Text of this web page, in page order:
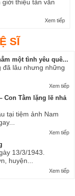
thiệu tản văn
Xem tiếp
SĨ
một tình yêu quê...
đã lâu nhưng những
Xem tiếp
Con Tằm lặng lẽ nhả
tại tiệm ảnh Nam
Xem tiếp
13/3/1943.
huyện...
Xem tiếp